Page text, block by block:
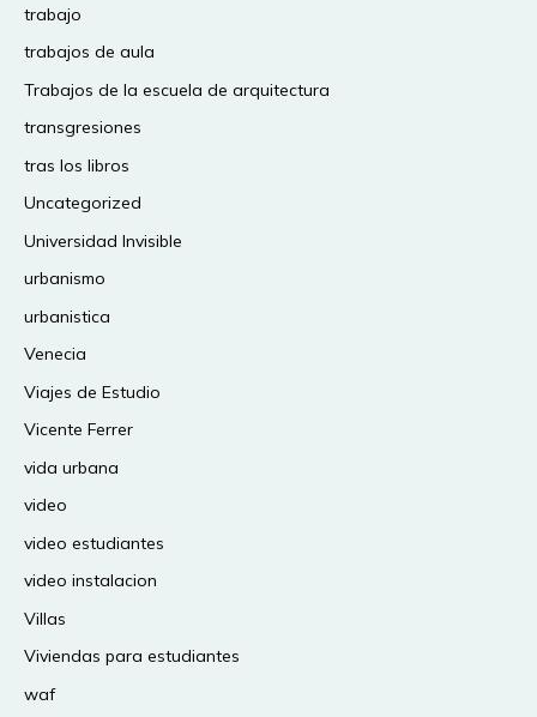
trabajo
trabajos de aula
Trabajos de la escuela de arquitectura
transgresiones
tras los libros
Uncategorized
Universidad Invisible
urbanismo
urbanistica
Venecia
Viajes de Estudio
Vicente Ferrer
vida urbana
video
video estudiantes
video instalacion
Villas
Viviendas para estudiantes
waf